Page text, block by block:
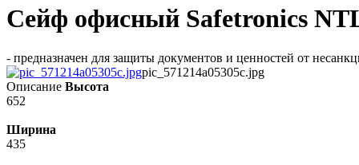
Сейф офисный Safetronics
- предназначен для защиты документов и ценностей от
pic_571214a05305c.jpg
Описание Высота
652
Ширина
435